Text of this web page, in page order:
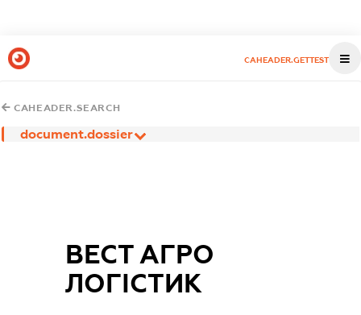
CAHEADER.GETTEST
CAHEADER.SEARCH
document.dossier
ВЕСТ АГРО
ЛОГІСТИК